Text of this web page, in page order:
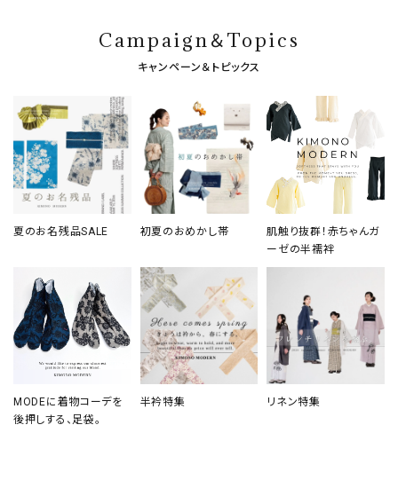
Campaign＆Topics
キャンペーン＆トピックス
夏のお名残品SALE 初夏のおめかし帯
肌触り抜群！赤ちゃんガ
ーゼの半襦袢
MODEに着物コーデを
後押しする、足袋。
半衿特集 リネン特集